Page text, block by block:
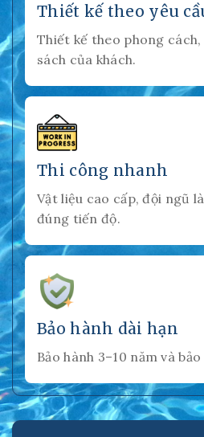
Thiết kế theo yêu
Thiết kế theo phong
sách của khách.
Thi công nhanh
Vật liệu cao cấp, đội ngũ
đúng tiến độ.
Bảo hành dài hạn
Bảo hành 3–10 năm và